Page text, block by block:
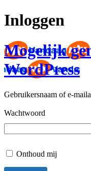
Inloggen
Mogelijk
WordPress
Gebruikersnaam of e-
Wachtwoord
Onthoud mij